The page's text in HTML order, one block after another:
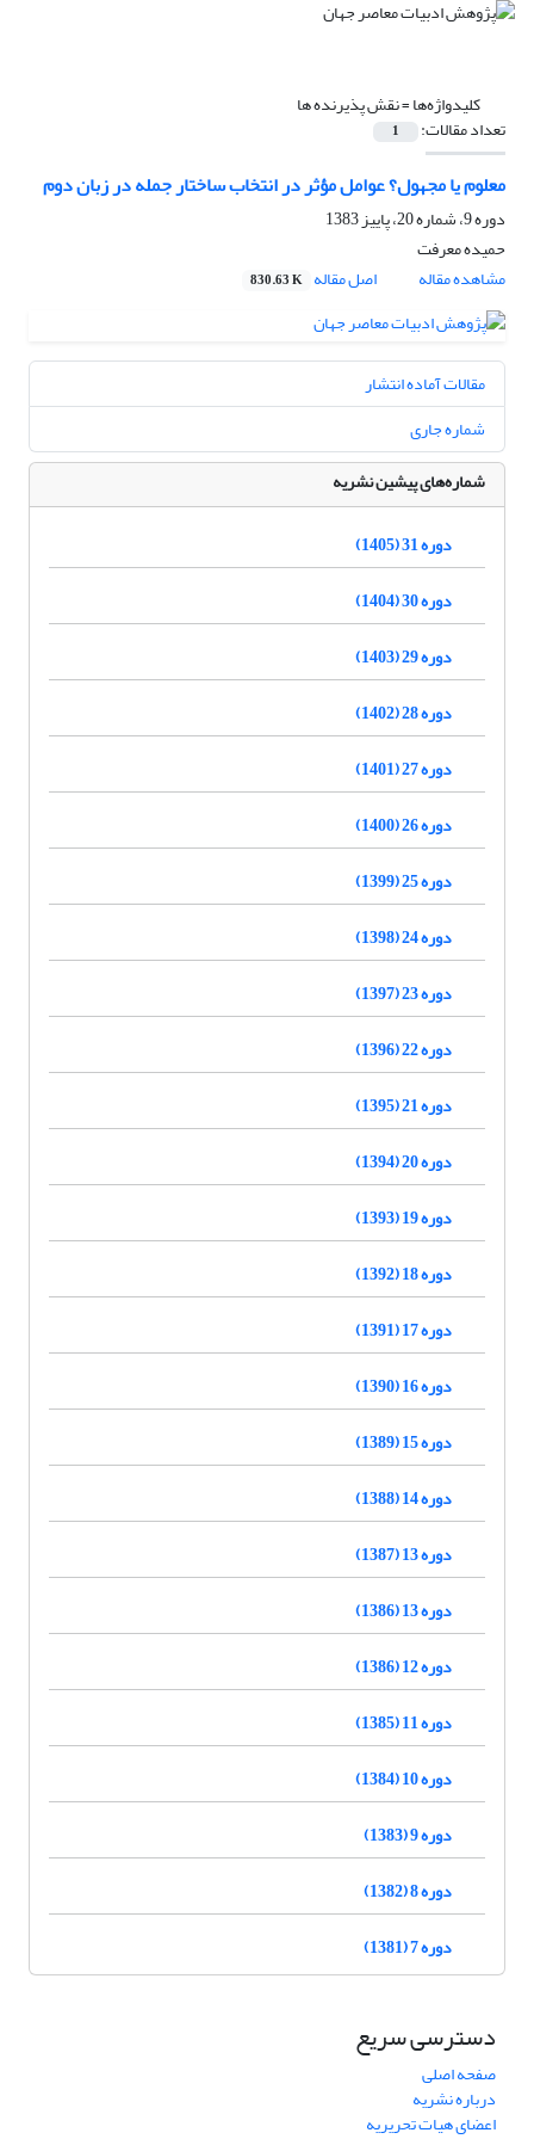
کلیدواژه‌ها =نقش پذیرنده ها
تعداد مقالات: 1
معلوم یا مجهول؟ عوامل مؤثر در انتخاب ساختار جمله در زبان دوم
دوره 9، شماره 20، پاییز 1383
حمیده معرفت
مشاهده مقاله
اصل مقاله 830.63 K
مقالات آماده انتشار
شماره جاری
شماره‌های پیشین نشریه
دوره 31 (1405)
دوره 30 (1404)
دوره 29 (1403)
دوره 28 (1402)
دوره 27 (1401)
دوره 26 (1400)
دوره 25 (1399)
دوره 24 (1398)
دوره 23 (1397)
دوره 22 (1396)
دوره 21 (1395)
دوره 20 (1394)
دوره 19 (1393)
دوره 18 (1392)
دوره 17 (1391)
دوره 16 (1390)
دوره 15 (1389)
دوره 14 (1388)
دوره 13 (1387)
دوره 13 (1386)
دوره 12 (1386)
دوره 11 (1385)
دوره 10 (1384)
دوره 9 (1383)
دوره 8 (1382)
دوره 7 (1381)
دسترسی سریع
صفحه اصلی
درباره نشریه
اعضای هیات تحریریه